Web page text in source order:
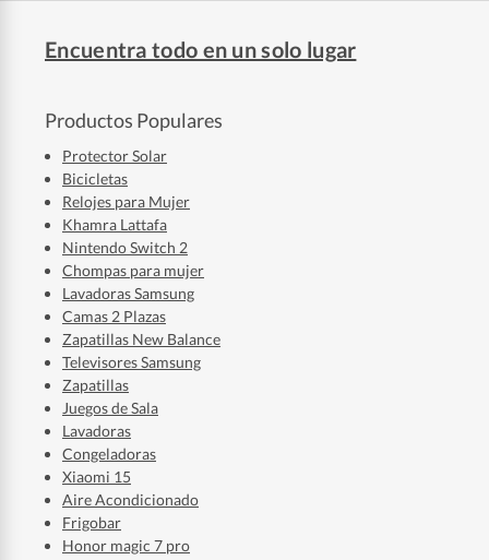
Encuentra todo en un solo lugar
Productos Populares
Protector Solar
Bicicletas
Relojes para Mujer
Khamra Lattafa
Nintendo Switch 2
Chompas para mujer
Lavadoras Samsung
Camas 2 Plazas
Zapatillas New Balance
Televisores Samsung
Zapatillas
Juegos de Sala
Lavadoras
Congeladoras
Xiaomi 15
Aire Acondicionado
Frigobar
Honor magic 7 pro